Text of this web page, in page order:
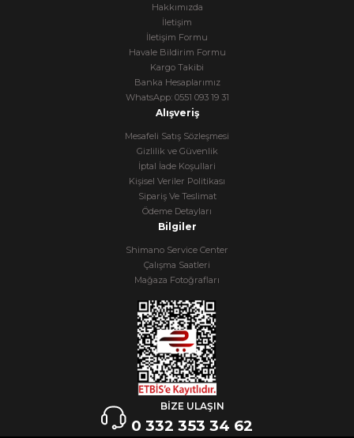
Hakkımızda
İletişim
İletişim Formu
Havale Bildirim Formu
Kargo Takibi
Banka Hesaplarımız
WhatsApp: 0551 093 19 31
Alışveriş
Mesafeli Satış Sözleşmesi
Gizlilik ve Güvenlik
İptal İade Koşullari
Kişisel Veriler Politikası
Sipariş Ve Teslimat
Ödeme Detayları
Bilgiler
Shimano Service Center
Çalışma Saatleri
Mağaza Fotoğrafları
BİZE ULAŞIN
0 332 353 34 62